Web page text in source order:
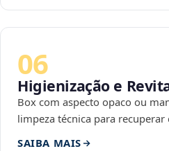
06
Higienização e
Box com aspecto opaco ou
limpeza técnica para recuperar
SAIBA MAIS